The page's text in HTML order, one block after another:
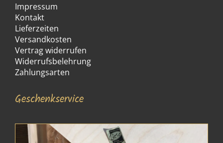
Impressum
Kontakt
Lieferzeiten
Versandkosten
Vertrag widerrufen
Widerrufsbelehrung
Zahlungsarten
Geschenkservice